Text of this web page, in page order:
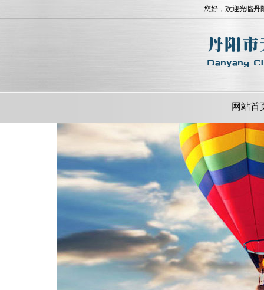
您好，欢迎光临
网站首